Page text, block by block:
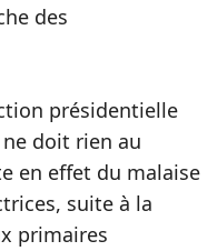
des
présidentielle
doit rien au
en effet du malaise
suite à la
primaires